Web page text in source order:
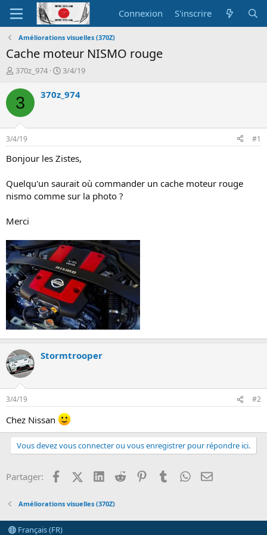
Connexion S'inscrire
Améliorations visuelles (370Z)
Cache moteur NISMO rouge
A
t
e
r
d
e
l
i
s
u
s
i
o
n
370z_974
D
t
e
é
b
3/4/19
3 370z_974
3/4/19 #1
Bonjour les Zistes,
Quelqu'un saurait où commander un cache moteur rouge
nismo comme sur la photo ?
Merci
Stormtrooper
3/4/19 #2
Chez Nissan
Vous devez vous connecter ou vous enregistrer pour répondre ici.
Partager: FacebookX (Twitter)
LinkedInReddit PinterestTumblrWhatsApp
Email
Améliorations visuelles (370Z)
Français (FR)